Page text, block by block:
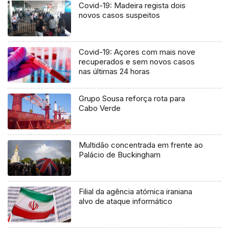
Covid-19: Madeira regista dois
novos casos suspeitos
Covid-19: Açores com mais nove
recuperados e sem novos casos
nas últimas 24 horas
Grupo Sousa reforça rota para
Cabo Verde
Multidão concentrada em frente ao
Palácio de Buckingham
Filial da agência atómica iraniana
alvo de ataque informático